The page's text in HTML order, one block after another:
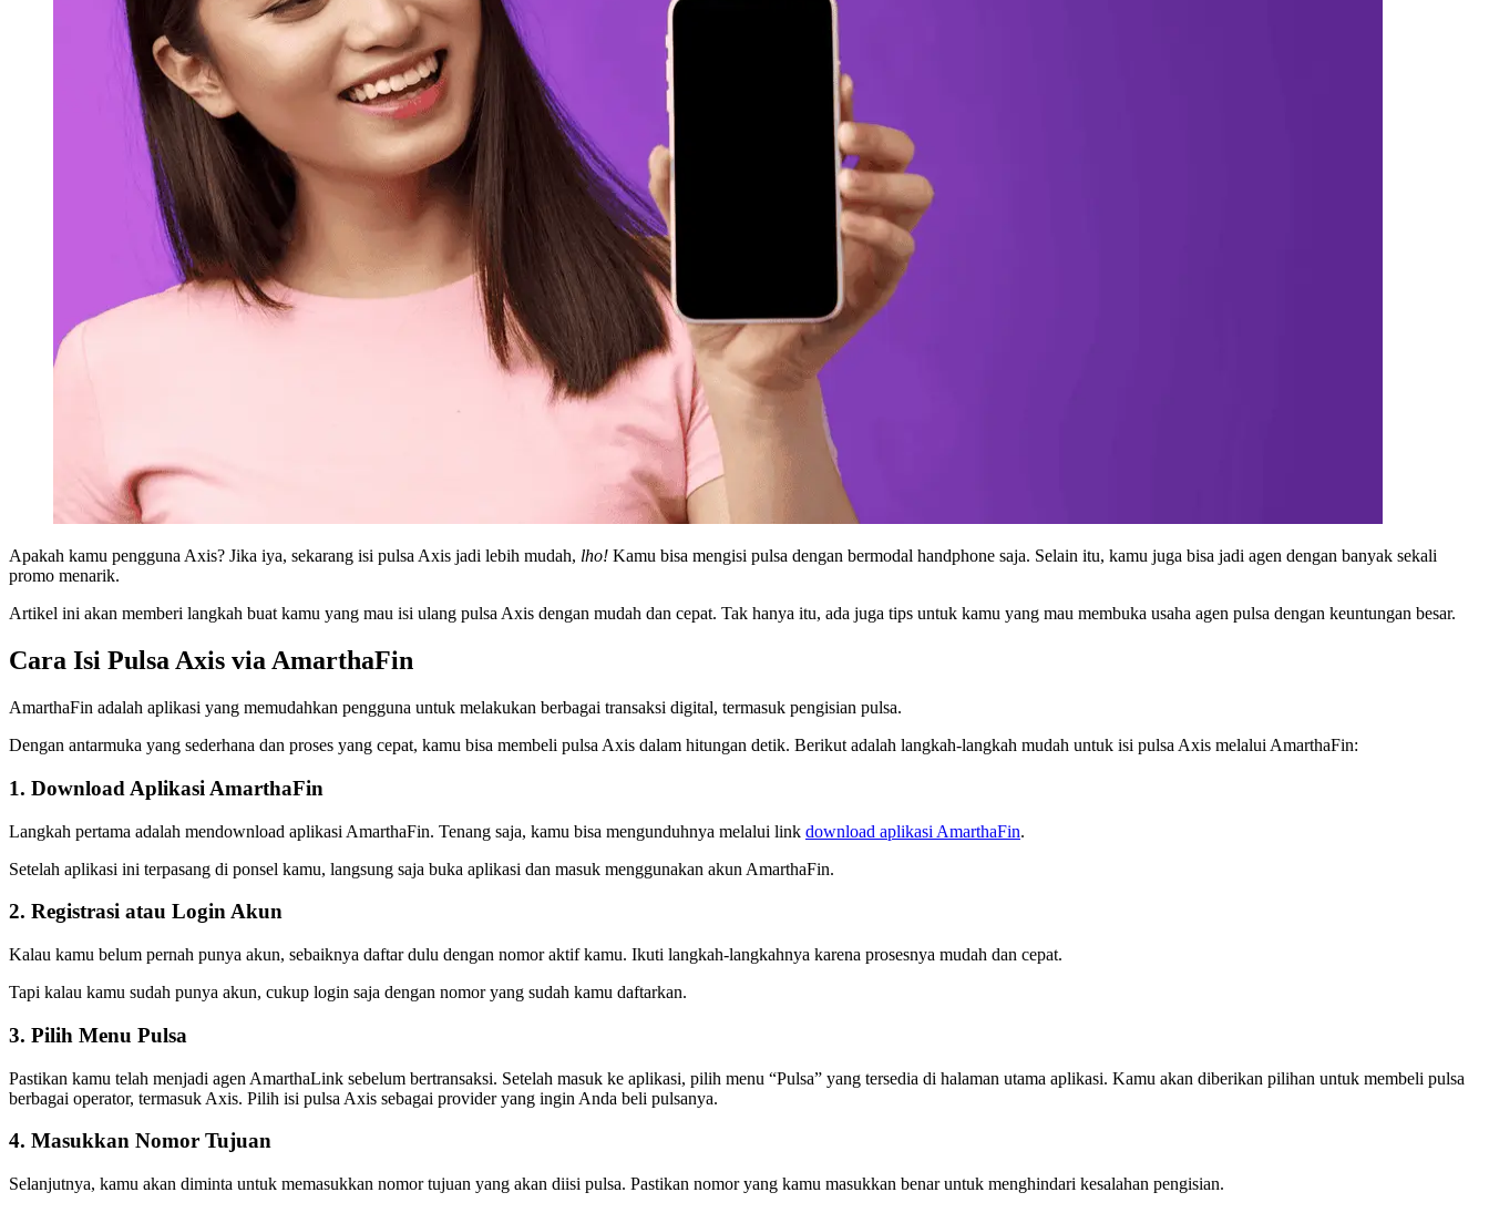
Apakah kamu pengguna Axis? Jika iya, sekarang isi pulsa Axis jadi lebih mudah, lho! Kamu bisa mengisi pulsa dengan bermodal handphone saja. Selain itu, kamu juga bisa jadi agen dengan banyak sekali
promo menarik.
Artikel ini akan memberi langkah buat kamu yang mau isi ulang pulsa Axis dengan mudah dan cepat. Tak hanya itu, ada juga tips untuk kamu yang mau membuka usaha agen pulsa dengan keuntungan besar.
Cara Isi Pulsa Axis via AmarthaFin
AmarthaFin adalah aplikasi yang memudahkan pengguna untuk melakukan berbagai transaksi digital, termasuk pengisian pulsa.
Dengan antarmuka yang sederhana dan proses yang cepat, kamu bisa membeli pulsa Axis dalam hitungan detik. Berikut adalah langkah-langkah mudah untuk isi pulsa Axis melalui AmarthaFin:
1. Download Aplikasi AmarthaFin
Langkah pertama adalah mendownload aplikasi AmarthaFin. Tenang saja, kamu bisa mengunduhnya melalui link download aplikasi AmarthaFin.
Setelah aplikasi ini terpasang di ponsel kamu, langsung saja buka aplikasi dan masuk menggunakan akun AmarthaFin.
2. Registrasi atau Login Akun
Kalau kamu belum pernah punya akun, sebaiknya daftar dulu dengan nomor aktif kamu. Ikuti langkah-langkahnya karena prosesnya mudah dan cepat.
Tapi kalau kamu sudah punya akun, cukup login saja dengan nomor yang sudah kamu daftarkan.
3. Pilih Menu Pulsa
Pastikan kamu telah menjadi agen AmarthaLink sebelum bertransaksi. Setelah masuk ke aplikasi, pilih menu “Pulsa” yang tersedia di halaman utama aplikasi. Kamu akan diberikan pilihan untuk membeli pulsa
berbagai operator, termasuk Axis. Pilih isi pulsa Axis sebagai provider yang ingin Anda beli pulsanya.
4. Masukkan Nomor Tujuan
Selanjutnya, kamu akan diminta untuk memasukkan nomor tujuan yang akan diisi pulsa. Pastikan nomor yang kamu masukkan benar untuk menghindari kesalahan pengisian.